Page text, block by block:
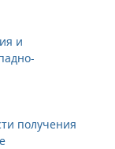
и
получения